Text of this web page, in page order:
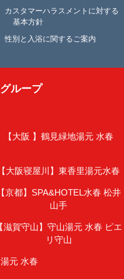
カスタマーハラスメントに対する
基本方針
性別と入浴に関するご案内
ループ
【大阪 】 鶴見緑地湯元 水春
【大阪寝屋川】 東香里湯元水春
【京都】 SPA&HOTEL水春 松井
山手
【滋賀守山】 守山湯元 水春 ピエ
リ守山
元 水春